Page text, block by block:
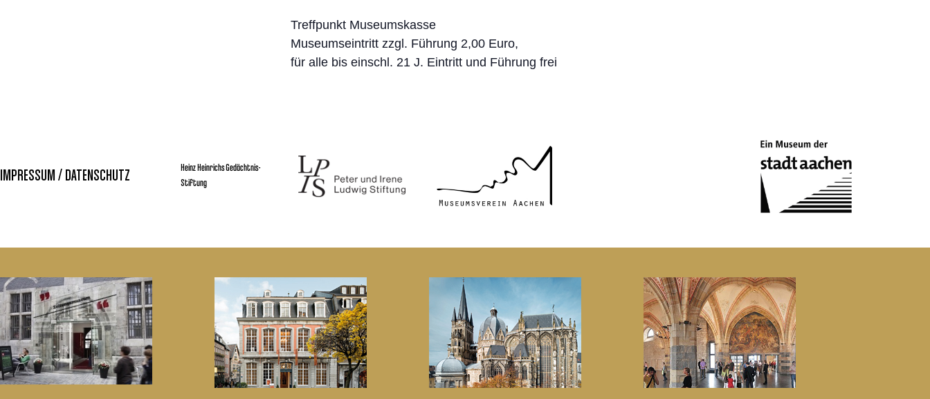
Treffpunkt Museumskasse
Museumseintritt zzgl. Führung 2,00 Euro,
für alle bis einschl. 21 J. Eintritt und Führung frei
IMPRESSUM / DATENSCHUTZ
Heinz Heinrichs Gedächtnis-
Stiftung